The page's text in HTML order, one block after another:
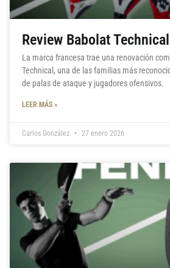
Review Babolat
La marca francesa trae una renovación
Technical, una de las familias más
de palas de ataque y jugadores ofensivos.
LEER MÁS »
Carlos González 27 enero 2026